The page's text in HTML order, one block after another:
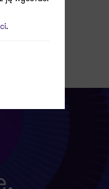
z
.